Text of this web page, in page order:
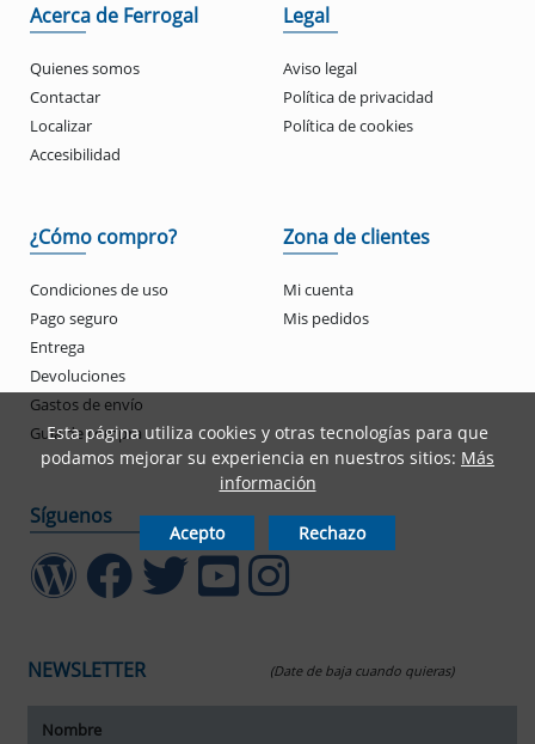
Acerca de Ferrogal
Quienes somos
Contactar
Localizar
Accesibilidad
Legal
Aviso legal
Política de privacidad
Política de cookies
¿Cómo compro?
Condiciones de uso
Pago seguro
Entrega
Devoluciones
Gastos de envío
Guía de compra
Zona de clientes
Mi cuenta
Mis pedidos
Síguenos
NEWSLETTER (Date de baja cuando quieras)
Esta página utiliza cookies y otras tecnologías para que
podamos mejorar su experiencia en nuestros sitios: Más
información
Acepto Rechazo
tamaño del texto